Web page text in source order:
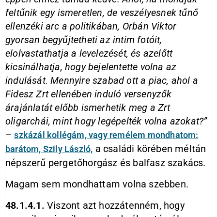
feltűnik egy ismeretlen, de veszélyesnek tűnő
ellenzéki arc a politikában, Orbán Viktor
gyorsan begyűjtetheti az intim fotóit,
elolvastathatja a levelezését, és azelőtt
kicsinálhatja, hogy bejelentette volna az
indulását. Mennyire szabad ott a piac, ahol a
Fidesz Zrt ellenében induló versenyzők
árajánlatát előbb ismerhetik meg a Zrt
oligarchái, mint hogy legépelték volna azokat?”
–szkázál
kollégám, vagy remélem mondhatom:
barátom, Szily László, a családi körében méltán
népszerű pergetőhorgász és balfasz szakács.
Magam sem mondhattam volna szebben.
48.1.4.1. Viszont azt hozzátenném, hogy